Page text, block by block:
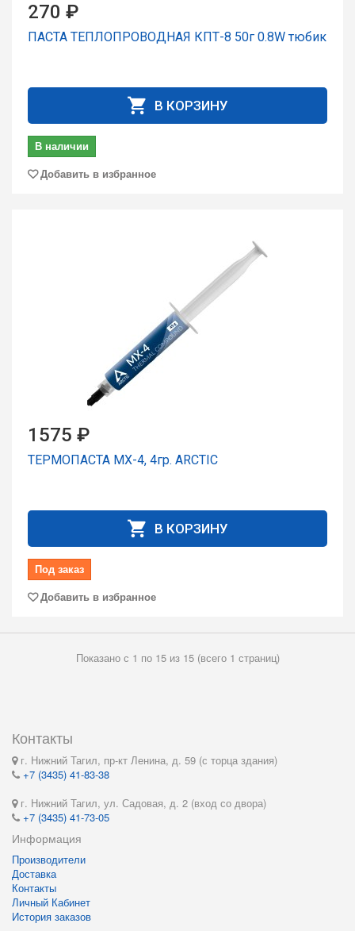
270 ₽
ПАСТА ТЕПЛОПРОВОДНАЯ КПТ-8 50г 0.8W тюбик
В КОРЗИНУ
В наличии
Добавить в избранное
1575 ₽
ТЕРМОПАСТА MX-4, 4гр. ARCTIC
В КОРЗИНУ
Под заказ
Добавить в избранное
Показано с 1 по 15 из 15 (всего 1 страниц)
Контакты
г. Нижний Тагил, пр-кт Ленина, д. 59 (с торца здания)
+7 (3435) 41-83-38
г. Нижний Тагил, ул. Садовая, д. 2 (вход со двора)
+7 (3435) 41-73-05
Информация
Производители
Доставка
Контакты
Личный Кабинет
История заказов